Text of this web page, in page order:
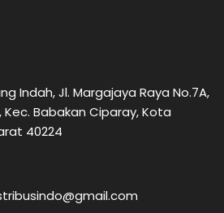
Indah, Jl. Margajaya Raya No.7A,
Babakan Ciparay, Kota
40224